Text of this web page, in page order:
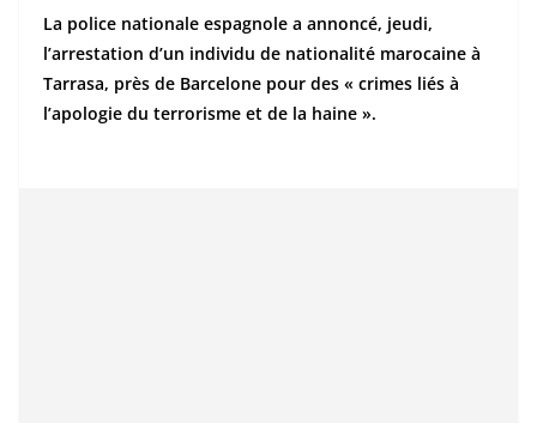
La police nationale espagnole a annoncé, jeudi,
l’arrestation d’un individu de nationalité marocaine à
Tarrasa, près de Barcelone pour des « crimes liés à
l’apologie du terrorisme et de la haine ».